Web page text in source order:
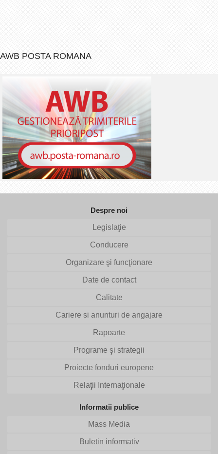
AWB POSTA ROMANA
Despre noi
Legislaţie
Conducere
Organizare şi funcţionare
Date de contact
Calitate
Cariere si anunturi de angajare
Rapoarte
Programe şi strategii
Proiecte fonduri europene
Relaţii Internaţionale
Informatii publice
Mass Media
Buletin informativ